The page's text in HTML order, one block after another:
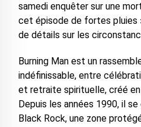
samedi enquêter sur une
cet épisode de fortes pluies
de détails sur les
Burning Man est un
indéfinissable, entre
et retraite spirituelle, créé en
Depuis les années 1990, il
Black Rock, une zone